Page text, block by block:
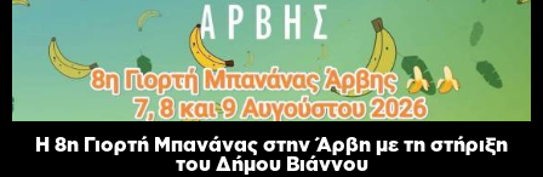
Η 8η Γιορτή Μπανάνας στην Άρβη με τη στήριξη
του Δήμου Βιάννου